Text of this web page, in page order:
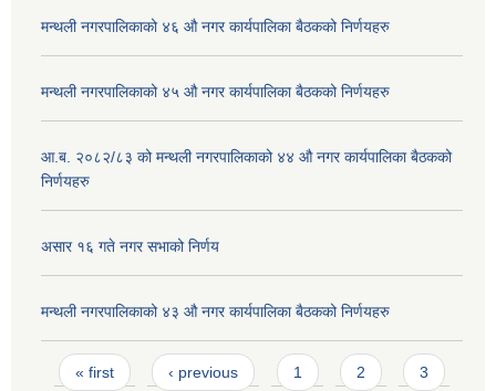
मन्थली नगरपालिकाको ४६ औ नगर कार्यपालिका बैठकको निर्णयहरु
मन्थली नगरपालिकाको ४५ औ नगर कार्यपालिका बैठकको निर्णयहरु
आ.ब. २०८२/८३ को मन्थली नगरपालिकाको ४४ औ नगर कार्यपालिका बैठकको
निर्णयहरु
असार १६ गते नगर सभाको निर्णय
मन्थली नगरपालिकाको ४३ औ नगर कार्यपालिका बैठकको निर्णयहरु
Pages
« first ‹ previous 1 2 3